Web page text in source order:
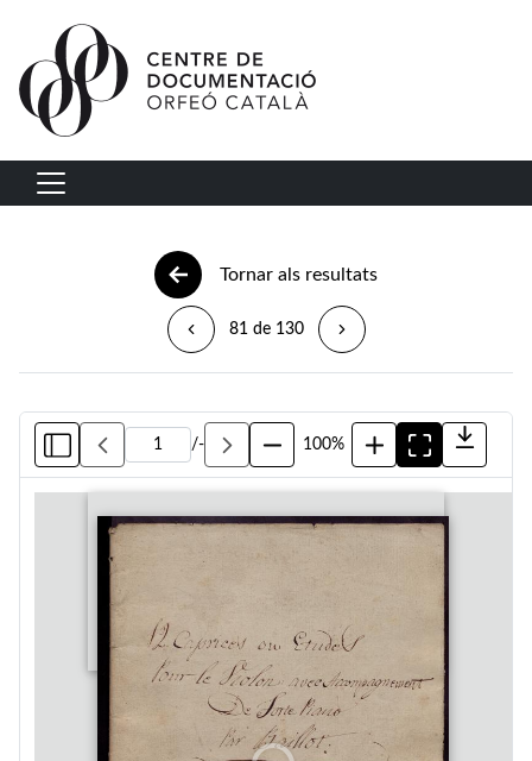
Vés al contingut
Navegació principal
Tornar als resultats
81 de 130
/- 100%